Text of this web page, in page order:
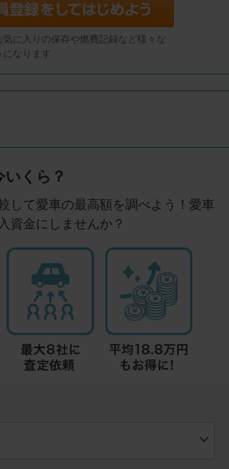
気に入りの保存や燃費記録など様々な
になります
くら？
して愛車の最高額を調べよう！愛車
資金にしませんか？